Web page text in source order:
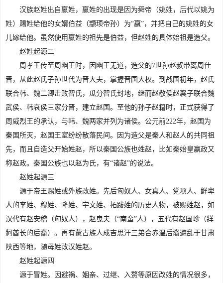
汉族赵姓出自嬴姓，嬴姓的出现是因为舜帝（姚姓，后代以姚为
姓）赐姓给他的女婿伯益（颛顼帝孙）为“嬴”，并把自己的姚姓的女
儿嫁给他。虽然使用嬴姓的祖先是伯益，但赵姓的具体始祖是造父。
赵姓起源二
周孝王传至周幽王时，因幽王无道，造父的7世孙赵叔带离周仕
晋，从此赵氏子孙世代为晋大夫，掌握晋国大权。到战国初年，赵氏
联合韩、魏二卿击败智氏，瓜分智氏封地，继而赵敬侯赵襄子联合魏
武侯、韩哀侯三家分晋，建立赵国。至他的孙子赵籍时，正式获得了
周威烈王的承认，与韩、魏两家并列为诸侯。公元前222年，赵国为
秦国所灭，赵国王室纷纷散落民间。因为造父是秦人和赵人的共同祖
先，而且自造父开始姓赵，所以秦国公族也姓赵，比如秦始皇嬴政又
称赵政。秦国公族也以赵为氏，有“诸赵”的说法。
赵姓起源三
源于帝王赐姓或外族改姓。先后匈奴人、女真人、党项人、鲜卑
人的李姓、穆姓、隆姓、宇文姓、拓跋姓的历史人物，被赐姓赵，如
汉代有赵安稽（匈奴人），赵曳夫（“南蛮”人），五代有赵国珍（牂
牁酋长的后裔）。再有蒙古族人成吉思汗三弟合赤温后裔避乱于甘肃
陕西等地，随母姓改汉姓赵。
赵姓起源四
源于冒姓。因避祸、姻亲、过继、入赘等原因改姓的情况很多，